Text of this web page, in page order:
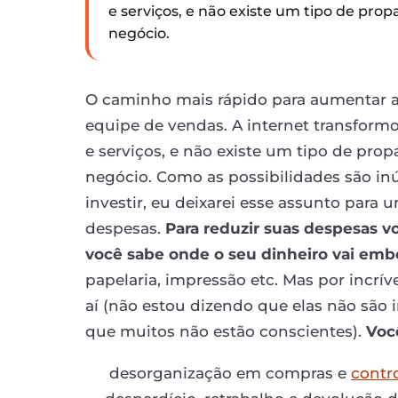
e serviços, e não existe um tipo de
negócio.
O caminho mais rápido para aumentar
equipe de vendas. A internet
e serviços, e não existe um tipo de
negócio. Como as possibilidades são
investir, eu deixarei esse assunto para
despesas. Para reduzir suas despesas
você sabe onde o seu dinheiro vai
papelaria, impressão etc. Mas por
aí (não estou dizendo que elas não
que muitos não estão conscientes).
desorganização em compras e